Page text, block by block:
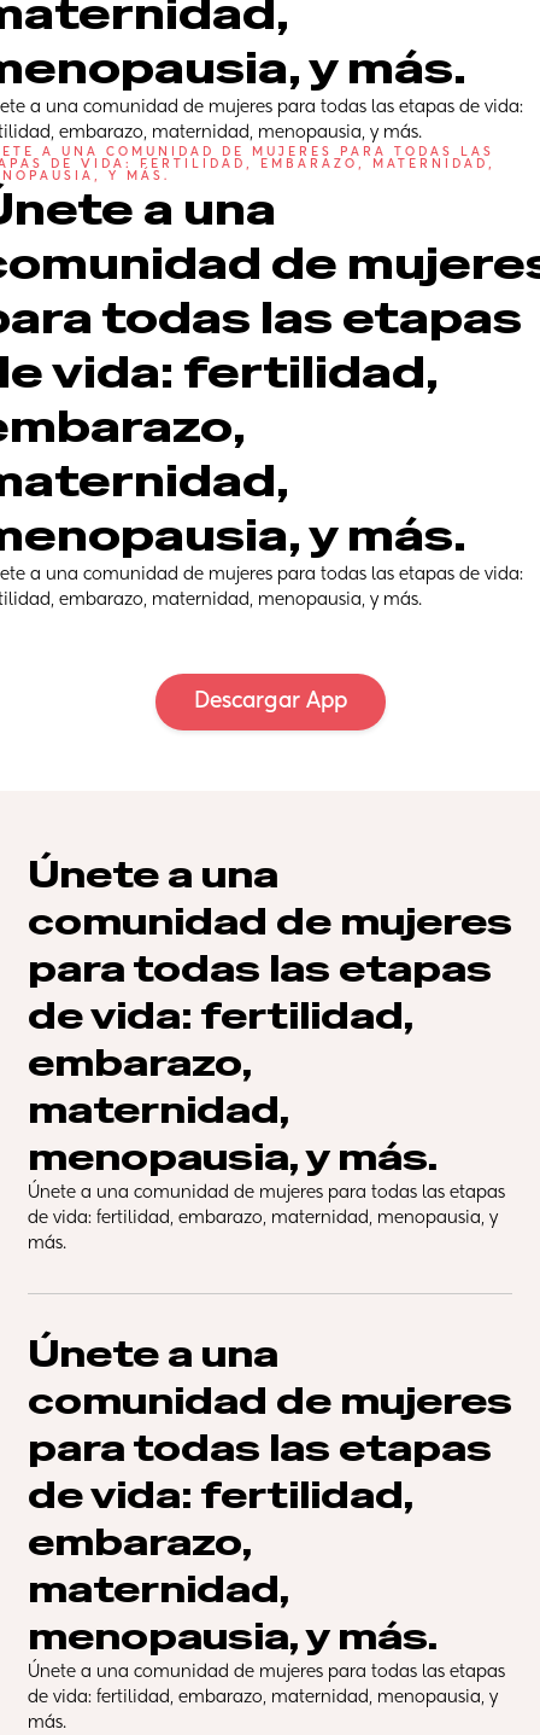
y más.
a una comunidad de mujeres para todas las etapas de vida:
embarazo, maternidad, menopausia, y más.
A UNA COMUNIDAD DE MUJERES PARA TODAS LAS
DE VIDA: FERTILIDAD, EMBARAZO, MATERNIDAD,
Y MÁS.
a una
de
todas las etapas
vida: fertilidad,
y más.
a una comunidad de mujeres para todas las etapas de vida:
embarazo, maternidad, menopausia, y más.
Descargar App
Únete a una
comunidad de mujeres
para todas las etapas
de vida: fertilidad,
embarazo,
maternidad,
menopausia, y más.
Únete a una comunidad de mujeres para todas las etapas
de vida: fertilidad, embarazo, maternidad, menopausia, y
más.
Únete a una
comunidad de mujeres
para todas las etapas
de vida: fertilidad,
embarazo,
maternidad,
menopausia, y más.
Únete a una comunidad de mujeres para todas las etapas
de vida: fertilidad, embarazo, maternidad, menopausia, y
más.